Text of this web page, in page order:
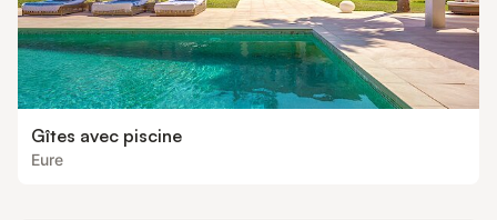
Gîtes avec piscine
Eure